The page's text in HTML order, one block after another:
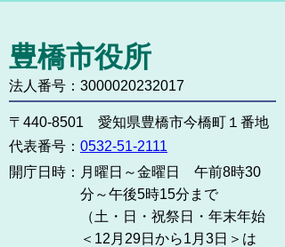
豊橋市役所
法人番号：3000020232017
〒440-8501 愛知県豊橋市今橋町１番地
代表番号： 0532-51-2111
開庁日時： 月曜日～金曜日 午前8時30
分～午後5時15分まで
（土・日・祝祭日・年末年始
＜12月29日から1月3日＞は